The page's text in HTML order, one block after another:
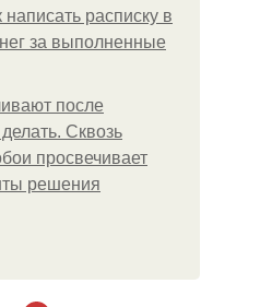
расписку в
за выполненные
после
Сквозь
просвечивает
решения